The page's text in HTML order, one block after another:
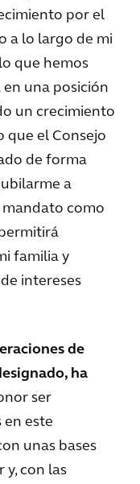
por el
a lo largo de mi
que hemos
una posición
un crecimiento
que el Consejo
de forma
a
como
familia y
intereses
de
ha
ser
en este
unas bases
y, con las